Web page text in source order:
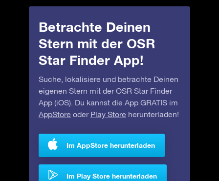
Betrachte Deinen
Stern mit der OSR
Star Finder App!
Suche, lokalisiere und betrachte Deinen
eigenen Stern mit der OSR Star Finder
App (iOS). Du kannst die App GRATIS im
AppStore oder Play Store herunterladen!
Im AppStore herunterladen
Im Play Store herunterladen